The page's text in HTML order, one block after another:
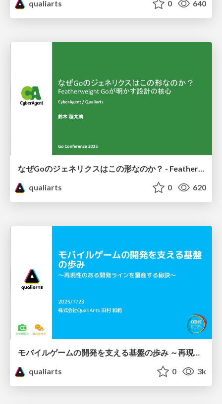
qualiarts
0 640
なぜGoのジェネリクスはこの形なのか？ - Featherweight Goが明かす設計の核心
qualiarts
0 620
モバイルゲームの開発を支える基盤の歩み ～再現性のある開発ラインを量産する秘訣～
qualiarts
0 3k